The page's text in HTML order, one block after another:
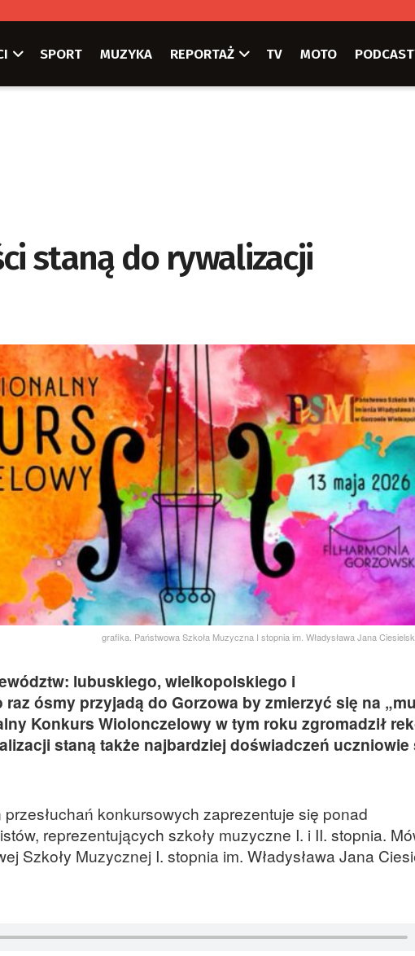
SPORT MUZYKA REPORTAŻ TV MOTO
staną do rywalizacji
grafika. Państwowa Szkoła Muzyczna I stopnia im. Władysława Jana
lubuskiego, wielkopolskiego i
ósmy przyjadą do Gorzowa by zmierzyć się na
Konkurs Wiolonczelowy w tym roku zgromadził
staną także najbardziej doświadczeń uczniowie
konkursowych zaprezentuje się ponad
reprezentujących szkoły muzyczne I. i II. stopnia.
Szkoły Muzycznej I. stopnia im. Władysława Jana